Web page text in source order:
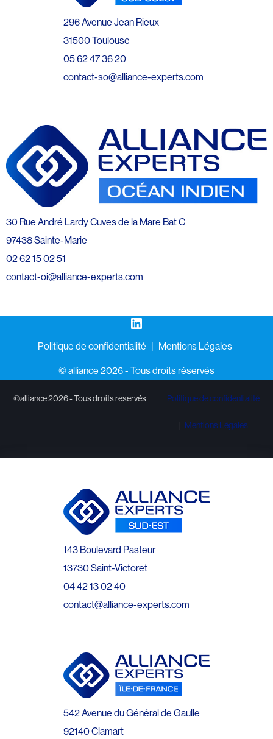
296 Avenue Jean Rieux
31500 Toulouse
05 62 47 36 20
contact-so@alliance-experts.com
30 Rue André Lardy Cuves de la Mare Bat C
97438 Sainte-Marie
02 62 15 02 51
contact-oi@alliance-experts.com
LinkedIn
Politique de confidentialité
Mentions Légales
©️ alliance 2026 - Tous droits réservés
©alliance 2026 - Tous droits reservés Politique de confidentialité
Mentions Légales
143 Boulevard Pasteur
13730 Saint-Victoret
04 42 13 02 40
contact@alliance-experts.com
542 Avenue du Général de Gaulle
92140 Clamart